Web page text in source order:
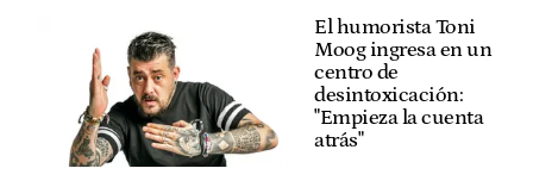
El humorista Toni
Moog ingresa en un
centro de
desintoxicación:
"Empieza la cuenta
atrás"